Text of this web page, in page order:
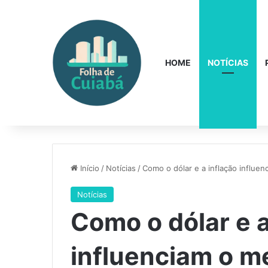
HOME NOTÍCIAS
Início / Notícias /Como o dólar e a inflação
Notícias
Como o dólar e
influenciam o